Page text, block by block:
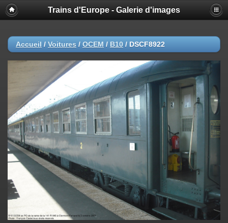
Trains d'Europe - Galerie d'images
Accueil / Voitures / OCEM / B10 / DSCF8922